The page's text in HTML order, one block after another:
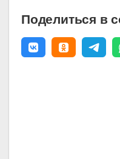
Поделиться в